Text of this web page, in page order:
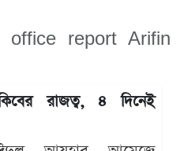
office report Arifin
রাজত্ব, ৪ দিনেই